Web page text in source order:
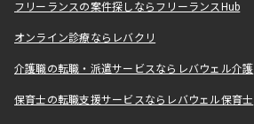
フリーランスの案件探しならフリーランスHub
オンライン診療ならレバクリ
介護職の転職・派遣サービスならレバウェル介護
保育士の転職支援サービスならレバウェル保育士